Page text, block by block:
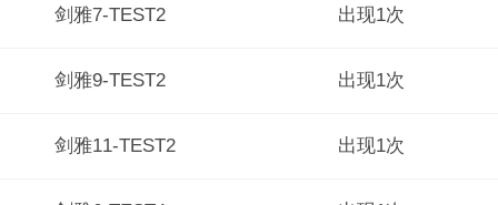
剑雅7-TEST2 出现1次
剑雅9-TEST2 出现1次
剑雅11-TEST2 出现1次